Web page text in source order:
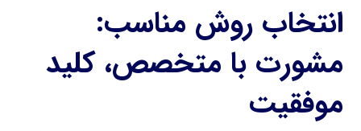
انتخاب روش مناسب:
مشورت با متخصص، کلید
موفقیت